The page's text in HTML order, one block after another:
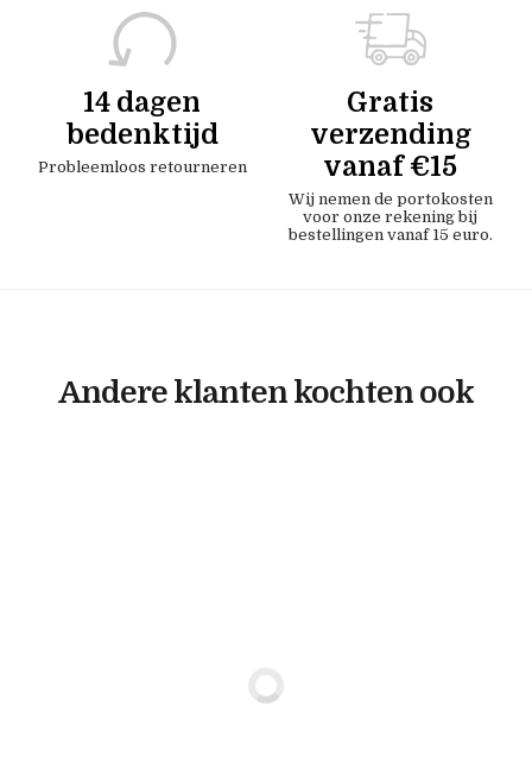
14 dagen
bedenktijd
Probleemloos retourneren
Gratis
verzending
vanaf €15
Wij nemen de portokosten
voor onze rekening bij
bestellingen vanaf 15 euro.
Andere klanten kochten ook